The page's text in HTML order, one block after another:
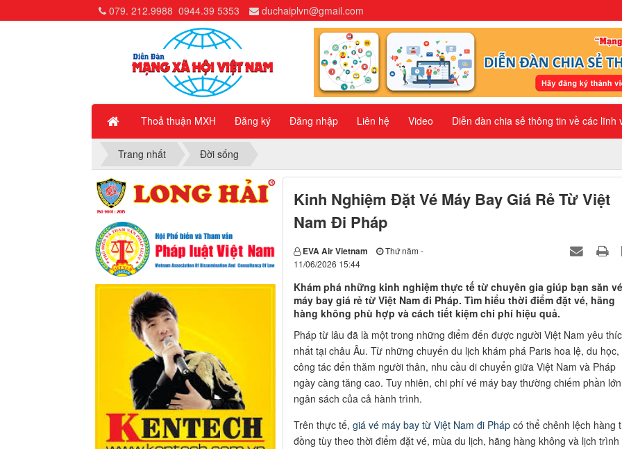
Thoả thuận MXH Đăng ký Đăng nhập Liên hệ Video Diễn đàn chia sẻ thông tin về các
079. 212.9988 0944.39 5353 duchaiplvn@gmail.com
Trang nhất Đời sống
Kinh Nghiệm Đặt Vé Máy Bay Giá Rẻ Từ Việt
Nam Đi Pháp
EVA Air Vietnam
Thứ năm -
11/06/2026 15:44
Khám phá những kinh nghiệm thực tế từ chuyên gia giúp bạn săn vé
máy bay giá rẻ từ Việt Nam đi Pháp. Tìm hiểu thời điểm đặt vé, hãng
hàng không phù hợp và cách tiết kiệm chi phí hiệu quả.
Pháp từ lâu đã là một trong những điểm đến được người Việt Nam yêu
nhất tại châu Âu. Từ những chuyến du lịch khám phá Paris hoa lệ, du học,
công tác đến thăm người thân, nhu cầu di chuyển giữa Việt Nam và Pháp
ngày càng tăng cao. Tuy nhiên, chi phí vé máy bay thường chiếm phần lớn
ngân sách của cả hành trình.
Trên thực tế, giá vé máy bay từ Việt Nam đi Pháp có thể chênh lệch hàng
đồng tùy theo thời điểm đặt vé, mùa du lịch, hãng hàng không và lịch trình